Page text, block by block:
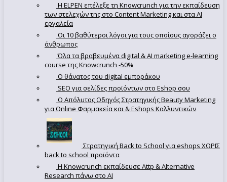
Η ELPEN επέλεξε τη Knowcrunch για την εκπαίδευση
των στελεχών της στο Content Marketing και στα AI
εργαλεία
Οι 10 βαθύτεροι λόγοι για τους οποίους αγοράζει ο
άνθρωπος
Όλα τα βραβευμένα digital & AI marketing e-learning
course της Knowcrunch -50%
Ο θάνατος του digital εμποράκου
SEO για σελίδες προϊόντων στο Eshop σου
Ο Απόλυτoς Οδηγός Στρατηγικής Beauty Marketing
για Online Φαρμακεία και & Eshops Καλλυντικών
Στρατηγική Back to School για eshops ΧΩΡΙΣ
back to school προϊόντα
Η Knowcrunch εκπαίδευσε Attp & Alternative
Research πάνω στο ΑΙ